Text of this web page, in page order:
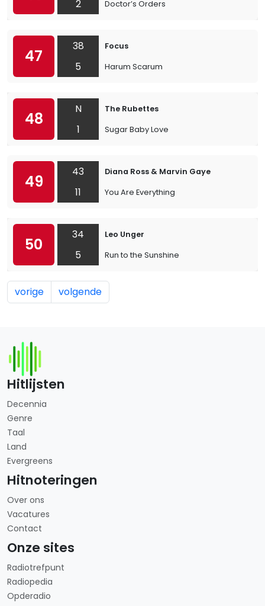
2
Doctor’s Orders
47
38
5
Focus
Harum Scarum
48
N
1
The Rubettes
Sugar Baby Love
49
43
11
Diana Ross & Marvin Gaye
You Are Everything
50
34
5
Leo Unger
Run to the Sunshine
vorige volgende
Hitlijsten
Decennia
Genre
Taal
Land
Evergreens
Hitnoteringen
Over ons
Vacatures
Contact
Onze sites
Radiotrefpunt
Radiopedia
Opderadio